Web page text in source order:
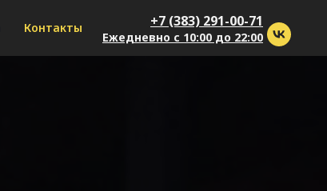
Контакты +7 (383) 291-00-71
Ежедневно с 10:00 до 22:00